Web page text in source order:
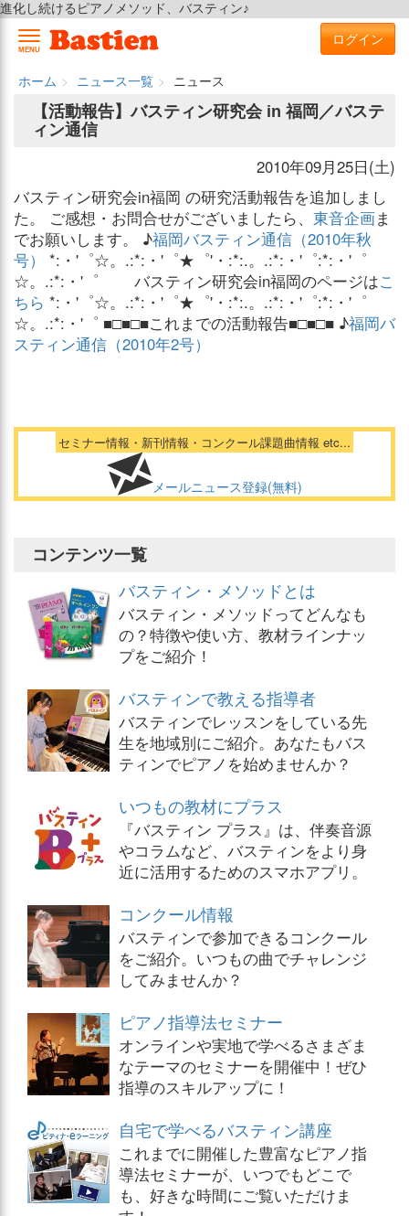
進化し続けるピアノメソッド、バスティン♪
MENU
ログイン
ホーム ニュース一覧
ニュース
【活動報告】バスティン研究会 in 福岡／バステ
ィン通信
2010年09月25日(土)
バスティン研究会in福岡 の研究活動報告を追加しまし
た。 ご感想・お問合せがございましたら、 東音企画ま
でお願いします。 ♪福岡バスティン通信（2010年秋
号）
*:・'゜☆。.:*:・'゜★゜'・:*:.。.:*:・'゜:*:・'゜
☆。.:*:・'゜ バスティン研究会in福岡のページはこ
ちら *:・'゜☆。.:*:・'゜★゜'・:*:.。.:*:・'゜:*:・'゜
☆。.:*:・'゜ ■□■□■これまでの活動報告■□■□■ ♪福岡バ
スティン通信（2010年2号）
セミナー情報・新刊情報・コンクール課題曲情報 etc...
メールニュース登録(無料)
コンテンツ一覧
バスティン・メソッドとは
バスティン・メソッドってどんなも
の？特徴や使い方、教材ラインナッ
プをご紹介！
バスティンで教える指導者
バスティンでレッスンをしている先
生を地域別にご紹介。あなたもバス
ティンでピアノを始めませんか？
いつもの教材にプラス
『バスティン プラス』は、伴奏音源
やコラムなど、バスティンをより身
近に活用するためのスマホアプリ。
コンクール情報
バスティンで参加できるコンクール
をご紹介。いつもの曲でチャレンジ
してみませんか？
ピアノ指導法セミナー
オンラインや実地で学べるさまざま
なテーマのセミナーを開催中！ぜひ
指導のスキルアップに！
自宅で学べるバスティン講座
これまでに開催した豊富なピアノ指
導法セミナーが、いつでもどこで
も、好きな時間にご覧いただけま